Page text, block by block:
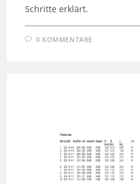
Schritte erklärt.
0 KOMMENTARE